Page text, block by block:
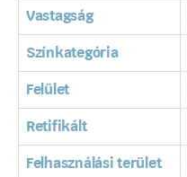
Vastagság
Színkategória
Felület
Retifikált
Felhasználási terület